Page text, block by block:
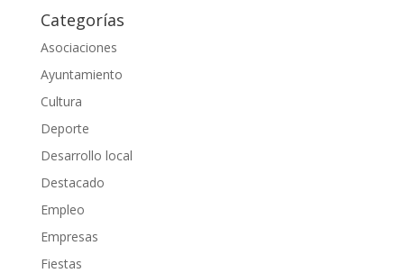
Categorías
Asociaciones
Ayuntamiento
Cultura
Deporte
Desarrollo local
Destacado
Empleo
Empresas
Fiestas